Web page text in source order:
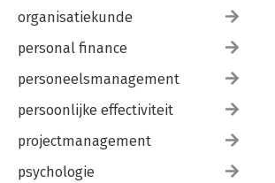
organisatiekunde
personal finance
personeelsmanagement
persoonlijke effectiviteit
projectmanagement
psychologie